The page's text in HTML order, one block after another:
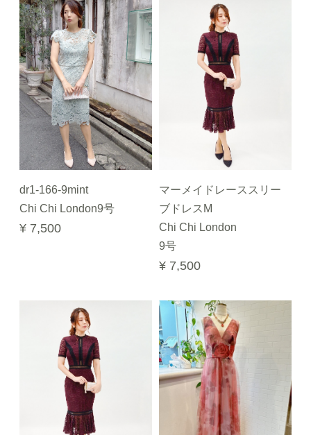
dr1-166-9mint
Chi Chi London9号
¥ 7,500
マーメイドレーススリー
ブドレスM
Chi Chi London
9号
¥ 7,500